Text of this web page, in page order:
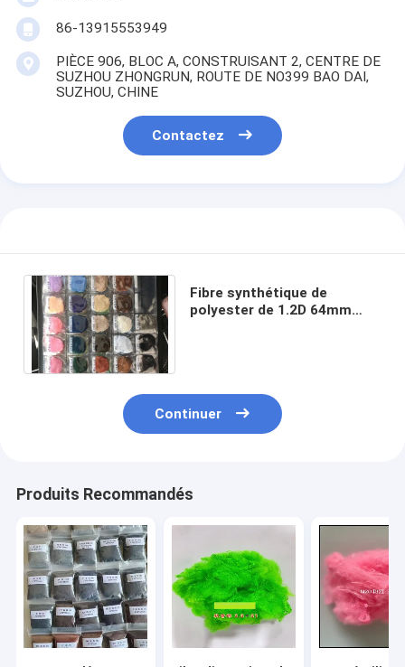
86-13915553949
PIÈCE 906, BLOC A, CONSTRUISANT 2, CENTRE DE
SUZHOU ZHONGRUN, ROUTE DE NO399 BAO DAI,
SUZHOU, CHINE
Contactez
Fibre synthétique de
polyester de 1.2D 64mm
Continuer
Produits Recommandés